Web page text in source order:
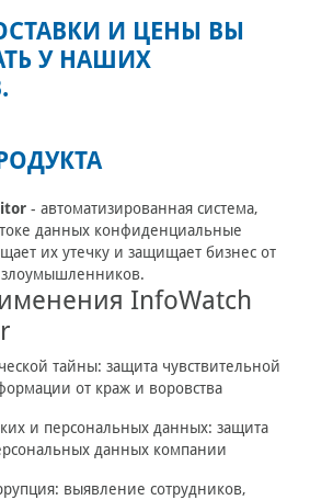
И ЦЕНЫ ВЫ
У НАШИХ
- автоматизированная система,
данных конфиденциальные
их утечку и защищает бизнес от
InfoWatch
тайны: защита чувствительной
от краж и воровства
и персональных данных: защита
данных компании
выявление сотрудников,